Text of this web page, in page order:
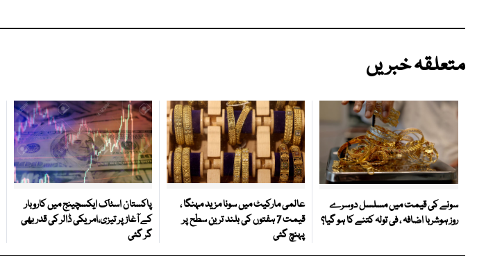
متعلقہ خبریں
سونے کی قیمت میں مسلسل دوسرے
روز ہوشربا اضافہ ، فی تولہ کتنے کا ہو گیا؟
عالمی مارکیٹ میں سونا مزید مہنگا ،
قیمت 7 ہفتوں کی بلند ترین سطح پر
پہنچ گئی
پاکستان اسٹاک ایکسچینج میں کاروبار
کے آغاز پر تیزی،امریکی ڈالر کی قدر بھی
گر گئی